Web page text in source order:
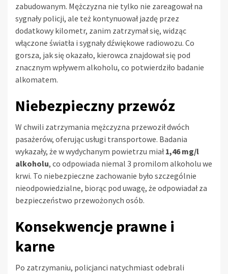
zabudowanym. Mężczyzna nie tylko nie zareagował na
sygnały policji, ale też kontynuował jazdę przez
dodatkowy kilometr, zanim zatrzymał się, widząc
włączone światła i sygnały dźwiękowe radiowozu. Co
gorsza, jak się okazało, kierowca znajdował się pod
znacznym wpływem alkoholu, co potwierdziło badanie
alkomatem.
Niebezpieczny przewóz
W chwili zatrzymania mężczyzna przewoził dwóch
pasażerów, oferując usługi transportowe. Badania
wykazały, że w wydychanym powietrzu miał1,46 mg/l
alkoholu, co odpowiada niemal 3 promilom alkoholu we
krwi. To niebezpieczne zachowanie było szczególnie
nieodpowiedzialne, biorąc pod uwagę, że odpowiadał za
bezpieczeństwo przewożonych osób.
Konsekwencje prawne i
karne
Po zatrzymaniu, policjanci natychmiast odebrali